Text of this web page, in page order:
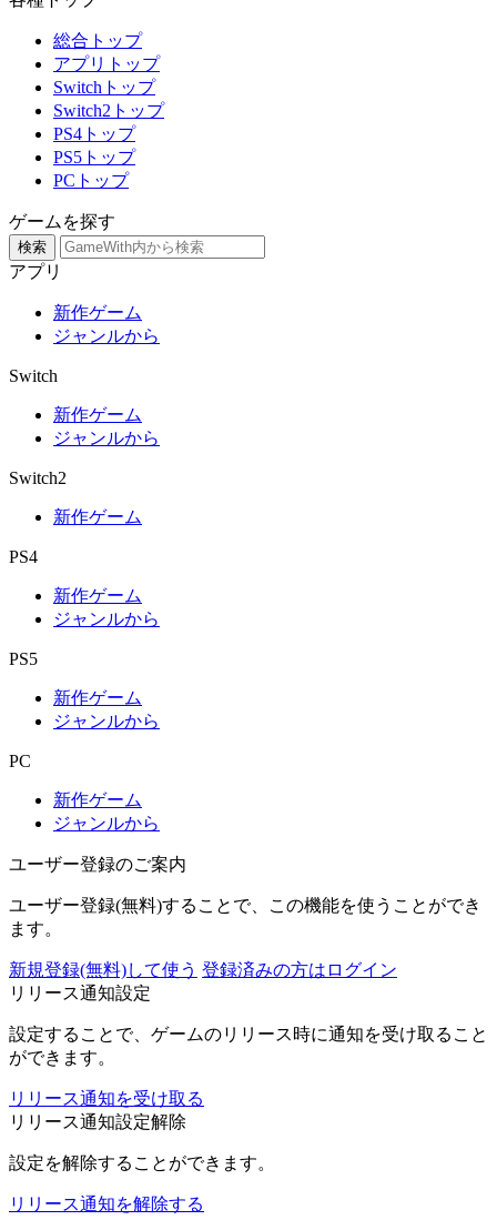
総合トップ
アプリトップ
Switchトップ
Switch2トップ
PS4トップ
PS5トップ
PCトップ
ゲームを探す
検索
アプリ
新作ゲーム
ジャンルから
Switch
新作ゲーム
ジャンルから
Switch2
新作ゲーム
PS4
新作ゲーム
ジャンルから
PS5
新作ゲーム
ジャンルから
PC
新作ゲーム
ジャンルから
ユーザー登録のご案内
ユーザー登録(無料)することで、この機能を使うことができ
ます。
新規登録(無料)して使う 登録済みの方はログイン
リリース通知設定
設定することで、ゲームのリリース時に通知を受け取ること
ができます。
リリース通知を受け取る
リリース通知設定解除
設定を解除することができます。
リリース通知を解除する